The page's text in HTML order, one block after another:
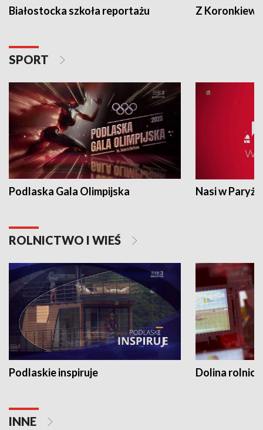
Białostocka szkoła reportażu Z
SPORT
Podlaska Gala Olimpijska Nasi w Paryżu
ROLNICTWO I WIEŚ
Podlaskie inspiruje Dolina
INNE